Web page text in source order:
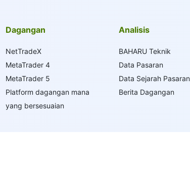
Dagangan
NetTradeX
MetaTrader 4
MetaTrader 5
Platform dagangan mana
yang bersesuaian
Analisis
BAHARU Teknik
Data Pasaran
Data Sejarah Pasaran
Berita Dagangan